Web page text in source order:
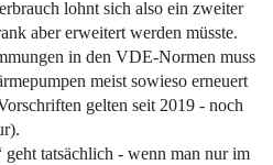
lohnt sich also ein zweiter
aber erweitert werden müsste.
in den VDE-Normen muss
meist sowieso erneuert
gelten seit 2019 - noch
tatsächlich - wenn man nur im